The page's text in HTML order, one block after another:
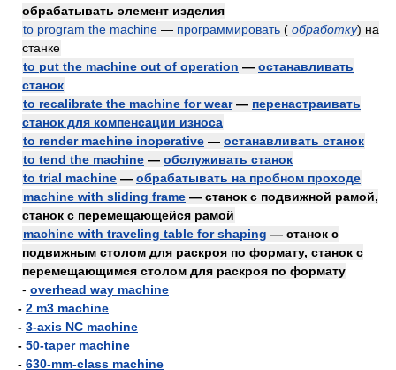
обрабатывать элемент изделия
to program the machine — программировать ( обработку) на
станке
to put the machine out of operation — останавливать
станок
to recalibrate the machine for wear— перенастраивать
станок для компенсации износа
to render machine inoperative — останавливать станок
to tend the machine — обслуживать станок
to trial machine — обрабатывать на пробном проходе
machine with sliding frame — станок с подвижной рамой,
станок с перемещающейся рамой
machine with traveling table for shaping — станок с
подвижным столом для раскроя по формату, станок с
перемещающимся столом для раскроя по формату
- overhead way machine
- 2 m3 machine
- 3-axis NC machine
- 50-taper machine
- 630-mm-class machine